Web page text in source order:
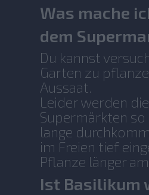
Was mache
dem
Du kannst
Garten zu
Aussaat.
Leider werden
Supermärkten
lange
im Freien tief
Pflanze länger
Ist Basilikum